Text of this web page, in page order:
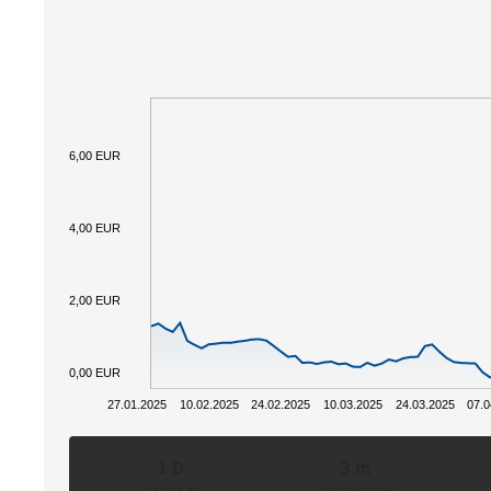
10.02.2025 24.02.2025 10.03.2025 24.03.2025
27.01.2025
0,00 EUR
2,00 EUR
4,00 EUR
6,00 EUR